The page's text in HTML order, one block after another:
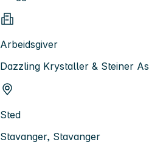
Arbeidsgiver
Dazzling Krystaller & Steiner As
Sted
Stavanger, Stavanger